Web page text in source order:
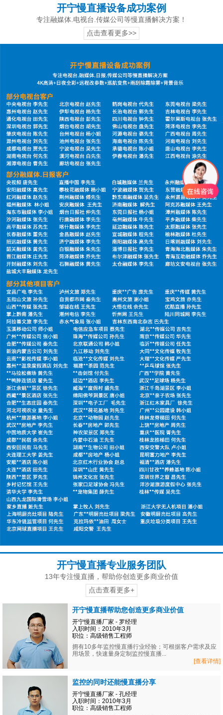
开宁慢直播设备成功案例
专注融媒体.电视台.传媒公司等慢直播解决方案！
点击查看更多>>
开宁慢直播专业服务团队
13年专注慢直播，帮助你创造更多商业价值
点击查看更多+
开宁慢直播帮助您创造更多商业价值
开宁慢直播厂家 - 罗经理
入职时间：2010年3月
职位：高级销售工程师
拥有10多年监控慢直播行业经验；可根据客户需求及应
用场景，快速量身定制监控慢直播...
[查看详情]
监控的同时还能慢直播分享
开宁慢直播厂家 - 孔经理
入职时间：2010年3月
职位：高级销售工程师